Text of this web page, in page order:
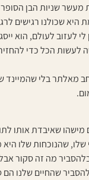
שניות הבן הסופר
שכולנו רגישים
לעזוב לעולם, הוא
לעשות הכל כדי
מאלתר בלי שהמיינד
שאיבדת אותו
שהנוכחות שלו
מה זה סקור
שהחיים שלנו